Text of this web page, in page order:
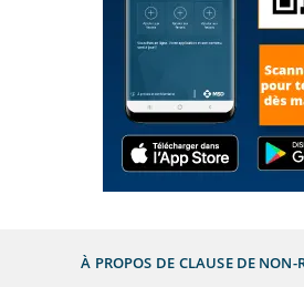
À PROPOS DE CLAUSE DE NON-